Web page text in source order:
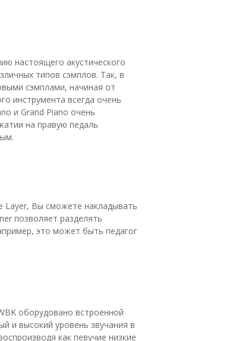
настоящего акустического
типов сэмплов. Так, в
сэмплами, начиная от
инструмента всегда очень
и Grand Piano очень
на правую педаль
Layer, Вы сможете накладывать
позволяет разделять
это может быть педагог
оборудовано встроенной
и высокий уровень звучания в
как певучие низкие